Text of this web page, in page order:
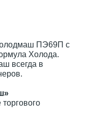
ПЭ69П с
Холода.
всегда в